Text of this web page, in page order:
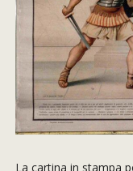
La cartina in stampa